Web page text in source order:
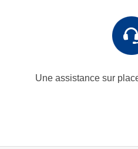
Une assistance sur